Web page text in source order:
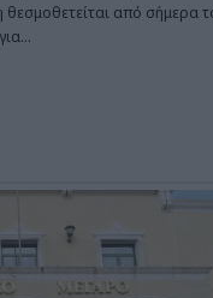
από σήμερα
…